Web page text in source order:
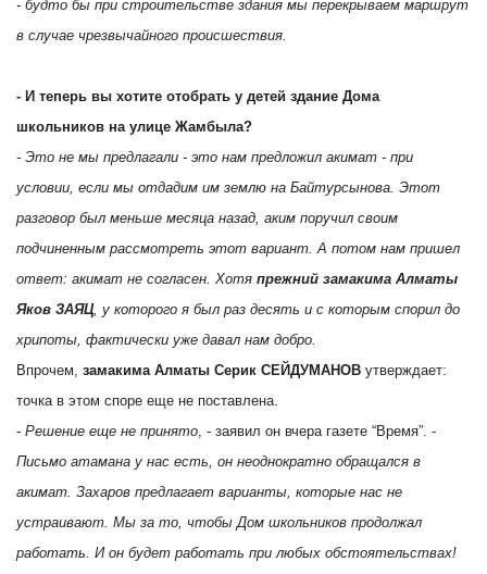
- будто бы при строительстве здания мы перекрываем маршрут
в случае чрезвычайного происшествия.
- И теперь вы хотите отобрать у детей здание Дома
школьников на улице Жамбыла?
- Это не мы предлагали - это нам предложил акимат - при
условии, если мы отдадим им землю на Байтурсынова. Этот
разговор был меньше месяца назад, аким поручил своим
подчиненным рассмотреть этот вариант. А потом нам пришел
ответ: акимат не согласен. Хотя прежний замакима Алматы
Яков ЗАЯЦ, у которого я был раз десять и с которым спорил до
хрипоты, фактически уже давал нам добро.
Впрочем, замакима Алматы Серик СЕЙДУМАНОВ утверждает:
точка в этом споре еще не поставлена.
- Решение еще не принято, - заявил он вчера газете “Время”. -
Письмо атамана у нас есть, он неоднократно обращался в
акимат. Захаров предлагает варианты, которые нас не
устраивают. Мы за то, чтобы Дом школьников продолжал
работать. И он будет работать при любых обстоятельствах!